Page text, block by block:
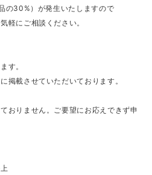
の30%）が発生いたしますので
軽にご相談ください。
す。
掲載させていただいております。
おりません。ご要望にお応えできず申